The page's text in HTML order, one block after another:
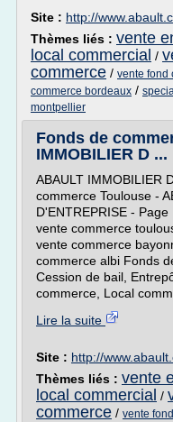
Site : http://
Thèmes liés : vente
local commercial /
commerce / vente fond
commerce bordeaux /
montpellier
Fonds de
IMMOBILIER D ...
ABAULT IMMOBILIER
commerce Toulouse -
D'ENTREPRISE -
vente commerce
vente commerce
commerce albi Fonds
Cession de bail,
commerce, Local
Lire la suite
Site : http://
Thèmes liés : vente
local commercial /
commerce / vente